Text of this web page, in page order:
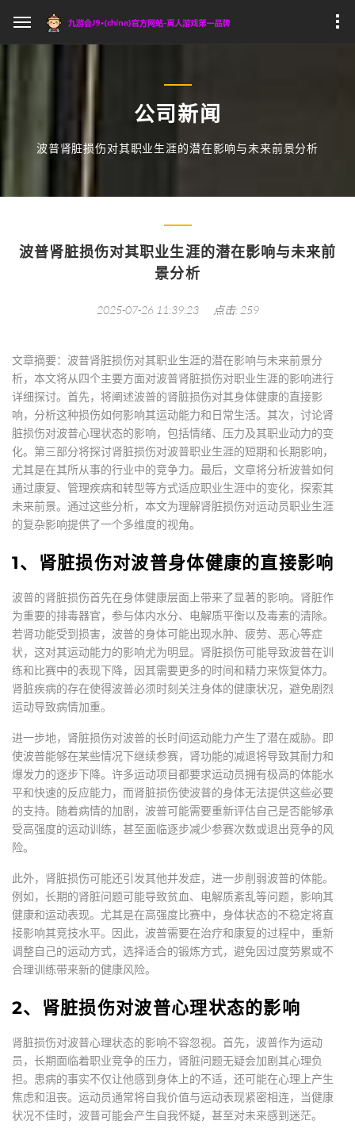
公司新闻
波普肾脏损伤对其职业生涯的潜在影响与未来前景分析
波普肾脏损伤对其职业生涯的潜在影响与未来前
景分析
2025-07-26 11:39:23 点击: 259
文章摘要：波普肾脏损伤对其职业生涯的潜在影响与未来前景分
析，本文将从四个主要方面对波普肾脏损伤对职业生涯的影响进行
详细探讨。首先，将阐述波普的肾脏损伤对其身体健康的直接影
响，分析这种损伤如何影响其运动能力和日常生活。其次，讨论肾
脏损伤对波普心理状态的影响，包括情绪、压力及其职业动力的变
化。第三部分将探讨肾脏损伤对波普职业生涯的短期和长期影响，
尤其是在其所从事的行业中的竞争力。最后，文章将分析波普如何
通过康复、管理疾病和转型等方式适应职业生涯中的变化，探索其
未来前景。通过这些分析，本文为理解肾脏损伤对运动员职业生涯
的复杂影响提供了一个多维度的视角。
1、肾脏损伤对波普身体健康的直接影响
波普的肾脏损伤首先在身体健康层面上带来了显著的影响。肾脏作
为重要的排毒器官，参与体内水分、电解质平衡以及毒素的清除。
若肾功能受到损害，波普的身体可能出现水肿、疲劳、恶心等症
状，这对其运动能力的影响尤为明显。肾脏损伤可能导致波普在训
练和比赛中的表现下降，因其需要更多的时间和精力来恢复体力。
肾脏疾病的存在使得波普必须时刻关注身体的健康状况，避免剧烈
运动导致病情加重。
进一步地，肾脏损伤对波普的长时间运动能力产生了潜在威胁。即
使波普能够在某些情况下继续参赛，肾功能的减退将导致其耐力和
爆发力的逐步下降。许多运动项目都要求运动员拥有极高的体能水
平和快速的反应能力，而肾脏损伤使波普的身体无法提供这些必要
的支持。随着病情的加剧，波普可能需要重新评估自己是否能够承
受高强度的运动训练，甚至面临逐步减少参赛次数或退出竞争的风
险。
此外，肾脏损伤可能还引发其他并发症，进一步削弱波普的体能。
例如，长期的肾脏问题可能导致贫血、电解质紊乱等问题，影响其
健康和运动表现。尤其是在高强度比赛中，身体状态的不稳定将直
接影响其竞技水平。因此，波普需要在治疗和康复的过程中，重新
调整自己的运动方式，选择适合的锻炼方式，避免因过度劳累或不
合理训练带来新的健康风险。
2、肾脏损伤对波普心理状态的影响
肾脏损伤对波普心理状态的影响不容忽视。首先，波普作为运动
员，长期面临着职业竞争的压力，肾脏问题无疑会加剧其心理负
担。患病的事实不仅让他感到身体上的不适，还可能在心理上产生
焦虑和沮丧。运动员通常将自我价值与运动表现紧密相连，当健康
状况不佳时，波普可能会产生自我怀疑，甚至对未来感到迷茫。